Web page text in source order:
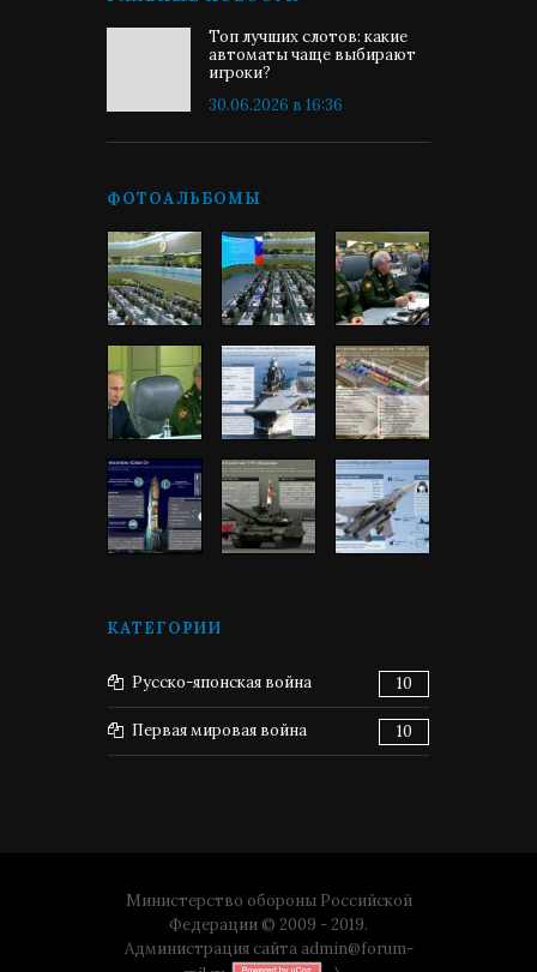
Топ лучших слотов: какие
автоматы чаще выбирают
игроки?
30.06.2026 в 16:36
ФОТОАЛЬБОМЫ
КАТЕГОРИИ
Русско-японская война 10
Первая мировая война 10
Министерство обороны Российской
Федерации © 2009 - 2019.
Администрация сайта admin@forum-